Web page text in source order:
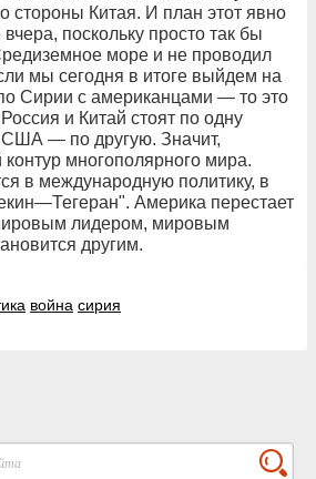
стороны Китая. И план этот явно
поскольку просто так бы
море и не проводил
мы сегодня в итоге выйдем на
Сирии с американцами — то это
Россия и Китай стоят по одну
США — по другую. Значит,
многополярного мира.
в международную политику, в
Америка перестает
лидером, мировым
другим.
война сирия